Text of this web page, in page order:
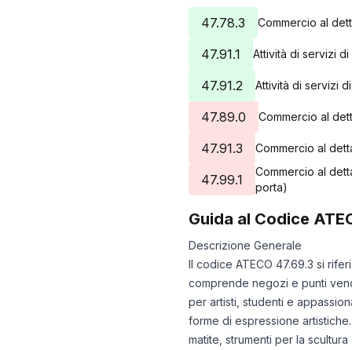
47.78.3
Commercio al
47.91.1 Attività di servizi
47.91.2 Attività di servizi
47.89.0 Commercio al
47.91.3 Commercio al
47.99.1
Commercio al
porta)
Guida al Codice
Descrizione Generale
Il codice ATECO 47.69.3 si
comprende negozi e punti
per artisti, studenti e
forme di espressione
matite, strumenti per la